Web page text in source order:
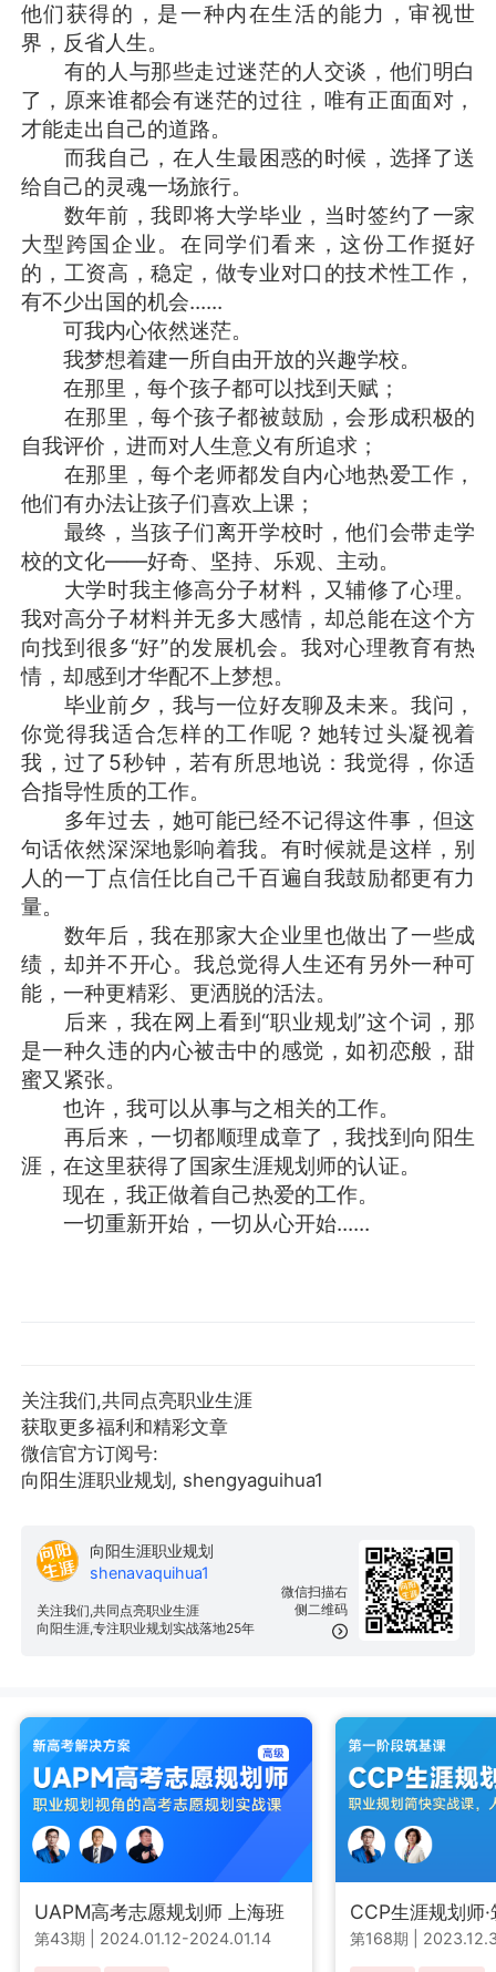
他们获得的，是一种内在生活的能力，审视世
界，反省人生。
有的人与那些走过迷茫的人交谈，他们明白
了，原来谁都会有迷茫的过往，唯有正面面对，
才能走出自己的道路。
而我自己，在人生最困惑的时候，选择了送
给自己的灵魂一场旅行。
数年前，我即将大学毕业，当时签约了一家
大型跨国企业。在同学们看来，这份工作挺好
的，工资高，稳定，做专业对口的技术性工作，
有不少出国的机会......
可我内心依然迷茫。
我梦想着建一所自由开放的兴趣学校。
在那里，每个孩子都可以找到天赋；
在那里，每个孩子都被鼓励，会形成积极的
自我评价，进而对人生意义有所追求；
在那里，每个老师都发自内心地热爱工作，
他们有办法让孩子们喜欢上课；
最终，当孩子们离开学校时，他们会带走学
校的文化——好奇、坚持、乐观、主动。
大学时我主修高分子材料，又辅修了心理。
我对高分子材料并无多大感情，却总能在这个方
向找到很多“好”的发展机会。我对心理教育有热
情，却感到才华配不上梦想。
毕业前夕，我与一位好友聊及未来。我问，
你觉得我适合怎样的工作呢？她转过头凝视着
我，过了5秒钟，若有所思地说：我觉得，你适
合指导性质的工作。
多年过去，她可能已经不记得这件事，但这
句话依然深深地影响着我。有时候就是这样，别
人的一丁点信任比自己千百遍自我鼓励都更有力
量。
数年后，我在那家大企业里也做出了一些成
绩，却并不开心。我总觉得人生还有另外一种可
能，一种更精彩、更洒脱的活法。
后来，我在网上看到“职业规划”这个词，那
是一种久违的内心被击中的感觉，如初恋般，甜
蜜又紧张。
也许，我可以从事与之相关的工作。
再后来，一切都顺理成章了，我找到向阳生
涯，在这里获得了国家生涯规划师的认证。
现在，我正做着自己热爱的工作。
一切重新开始，一切从心开始......
关注我们,共同点亮职业生涯
获取更多福利和精彩文章
微信官方订阅号:
向阳生涯职业规划, shengyaguihua1
微信扫描右
侧二维码
向阳生涯职业规划
shenavaquihua1
关注我们,共同点亮职业生涯
向阳生涯,专注职业规划实战落地25年
UAPM高考志愿规划师 上海班
第43期 2024.01.12-2024.01.14
CCP生涯规划师
第168期